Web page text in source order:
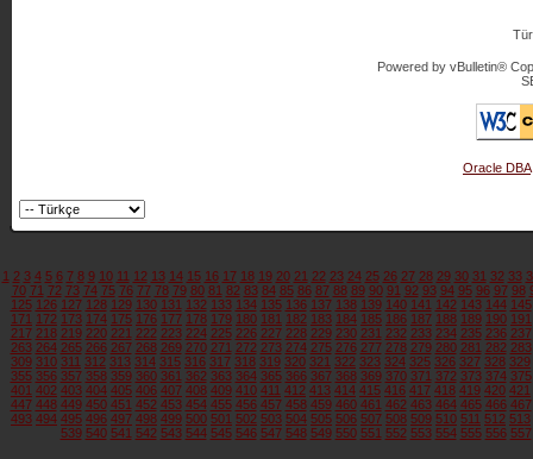
Powered by vBulletin®
Oracle DBA
1 2 3 4 5 6 7 8 9 10 11 12 13 14 15 16 17 18 19 20 21 22 23 24 25 26 27 28 29 30 31 32 33
70 71 72 73 74 75 76 77 78 79 80 81 82 83 84 85 86 87 88 89 90 91 92 93 94 95 96 97 98
125 126 127 128 129 130 131 132 133 134 135 136 137 138 139 140 141 142 143 144 145
171 172 173 174 175 176 177 178 179 180 181 182 183 184 185 186 187 188 189 190 191
217 218 219 220 221 222 223 224 225 226 227 228 229 230 231 232 233 234 235 236 237
263 264 265 266 267 268 269 270 271 272 273 274 275 276 277 278 279 280 281 282 283
309 310 311 312 313 314 315 316 317 318 319 320 321 322 323 324 325 326 327 328 329
355 356 357 358 359 360 361 362 363 364 365 366 367 368 369 370 371 372 373 374 375
401 402 403 404 405 406 407 408 409 410 411 412 413 414 415 416 417 418 419 420 421
447 448 449 450 451 452 453 454 455 456 457 458 459 460 461 462 463 464 465 466 467
493 494 495 496 497 498 499 500 501 502 503 504 505 506 507 508 509 510 511 512 513
539 540 541 542 543 544 545 546 547 548 549 550 551 552 553 554 555 556 557